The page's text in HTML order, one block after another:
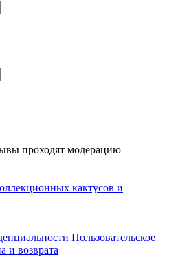
проходят модерацию
Пользовательское
и возврата